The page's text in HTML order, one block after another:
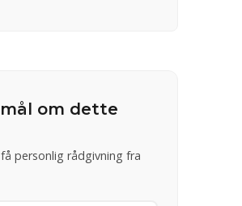
om dette
personlig rådgivning fra